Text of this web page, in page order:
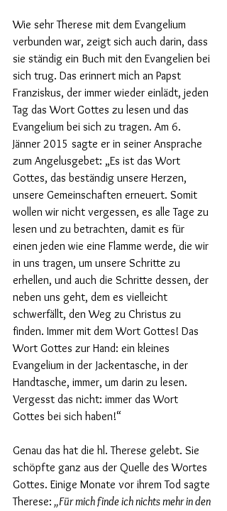
Wie sehr Therese mit dem Evangelium
verbunden war, zeigt sich auch darin, dass
sie ständig ein Buch mit den Evangelien bei
sich trug. Das erinnert mich an Papst
Franziskus, der immer wieder einlädt, jeden
Tag das Wort Gottes zu lesen und das
Evangelium bei sich zu tragen. Am 6.
Jänner 2015 sagte er in seiner Ansprache
zum Angelusgebet: „Es ist das Wort
Gottes, das beständig unsere Herzen,
unsere Gemeinschaften erneuert. Somit
wollen wir nicht vergessen, es alle Tage zu
lesen und zu betrachten, damit es für
einen jeden wie eine Flamme werde, die wir
in uns tragen, um unsere Schritte zu
erhellen, und auch die Schritte dessen, der
neben uns geht, dem es vielleicht
schwerfällt, den Weg zu Christus zu
finden. Immer mit dem Wort Gottes! Das
Wort Gottes zur Hand: ein kleines
Evangelium in der Jackentasche, in der
Handtasche, immer, um darin zu lesen.
Vergesst das nicht: immer das Wort
Gottes bei sich haben!“
Genau das hat die hl. Therese gelebt. Sie
schöpfte ganz aus der Quelle des Wortes
Gottes. Einige Monate vor ihrem Tod sagte
Therese: „Für mich finde ich nichts mehr in den